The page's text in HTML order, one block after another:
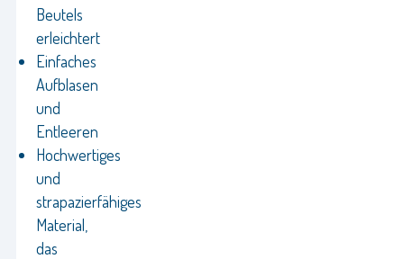
Beutels
erleichtert
Einfaches
Aufblasen
und
Entleeren
Hochwertiges
und
strapazierfähiges
Material,
das